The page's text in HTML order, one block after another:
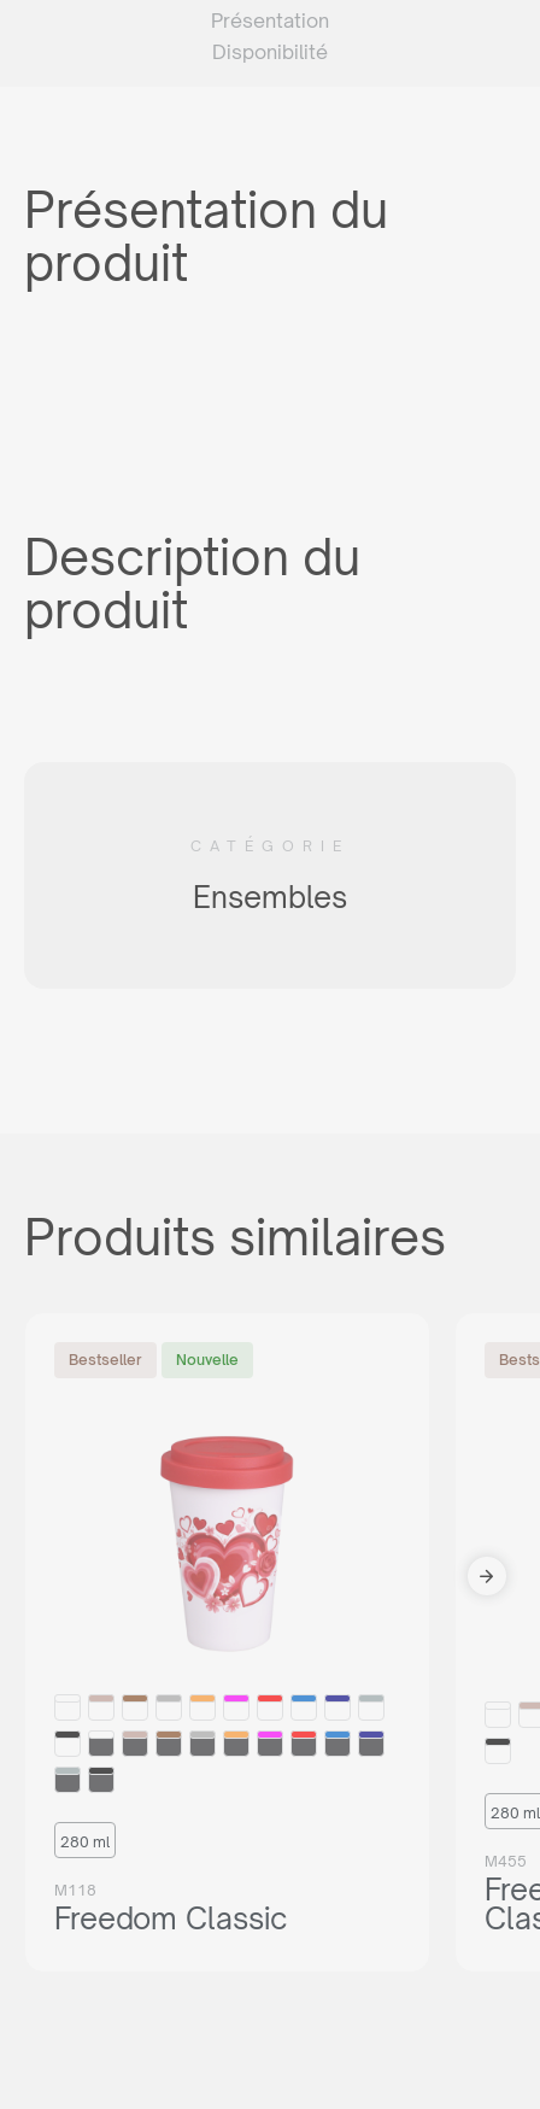
Présentation
Disponibilité
Présentation du
produit
Description du
produit
CATÉGORIE
Ensembles
Produits similaires
Bestseller Nouvelle
280 ml
M118
Freedom Classic
280 ml
M455